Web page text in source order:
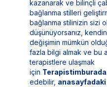
kazanarak ve bilinçli
bağlanma stilleri
bağlanma stilinizin sizi
düşünüyorsanız,
değişimin mümkün
fazla bilgi almak ve bu
terapistlere ulaşmak
için
edebilir,